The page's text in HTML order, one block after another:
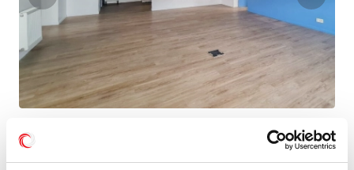
Location Activités Entrepôts TREGUEUX